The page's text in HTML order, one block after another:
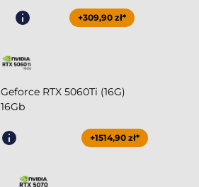
+309,90 zł*
Geforce RTX 5060Ti (16G)
16Gb
+1514,90 zł*